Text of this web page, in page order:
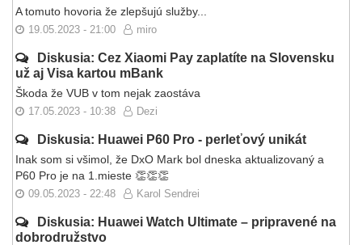
A tomuto hovoria že zlepšujú služby...
19.05.2023 - 21:00 miro
Diskusia: Cez Xiaomi Pay zaplatíte na Slovensku
už aj Visa kartou mBank
Škoda že VUB v tom nejak zaostáva
17.05.2023 - 10:38 Dezi
Diskusia: Huawei P60 Pro - perleťový unikát
Inak som si všimol, že DxO Mark bol dneska aktualizovaný a
P60 Pro je na 1.mieste 👏👏👏
09.05.2023 - 22:48 Karol Sendrei
Diskusia: Huawei Watch Ultimate – pripravené na
dobrodružstvo